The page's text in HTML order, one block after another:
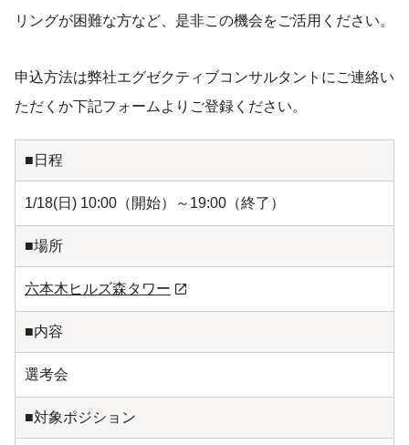
リングが困難な方など、是非この機会をご活用ください。
申込方法は弊社エグゼクティブコンサルタントにご連絡い
ただくか下記フォームよりご登録ください。
■日程
1/18(日) 10:00（開始）～19:00（終了）
■場所
六本木ヒルズ森タワー
■内容
選考会
■対象ポジション